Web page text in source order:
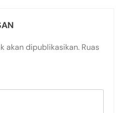
akan dipublikasikan. Ruas